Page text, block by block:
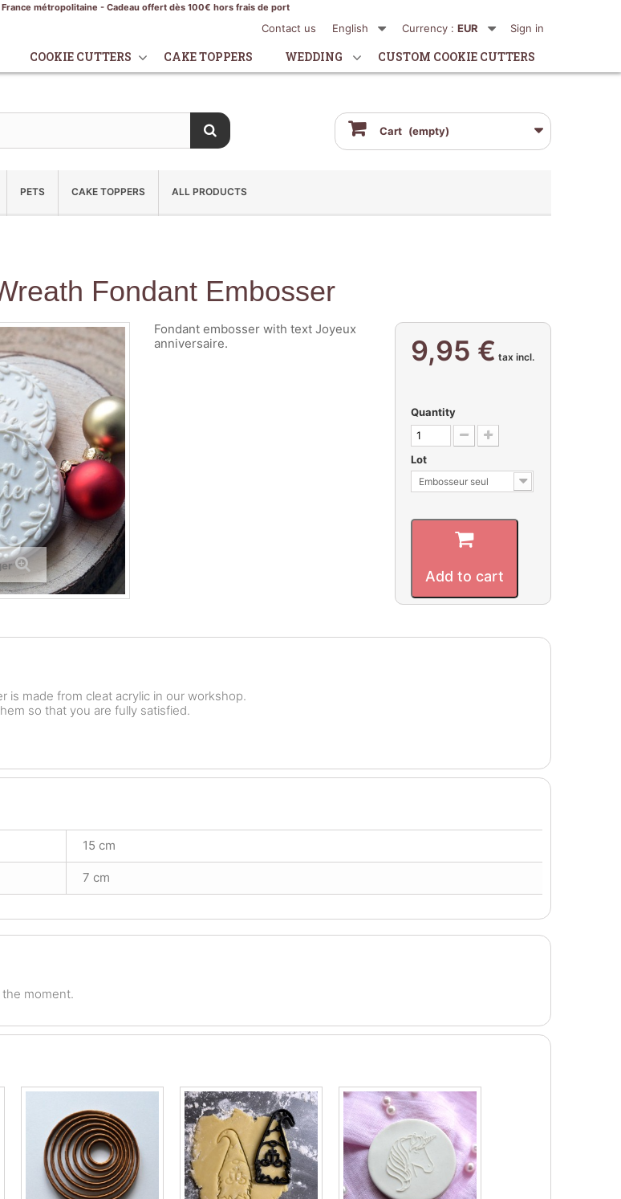
métropolitaine - Cadeau offert dès 100€ hors frais de port
Sign in
Currency : EUR
English
Contact us
COOKIE CUTTERS CAKE TOPPERS WEDDING CUSTOM COOKIE CUTTERS
Cart (empty)
PETS CAKE TOPPERS ALL PRODUCTS
Fondant Embosser
Fondant embosser with text Joyeux
anniversaire.
9,95 € tax incl.
Quantity
Lot
Embosseur seul
Add to cart
is made from cleat acrylic in our workshop.
so that you are fully satisfied.
15 cm
7 cm
moment.